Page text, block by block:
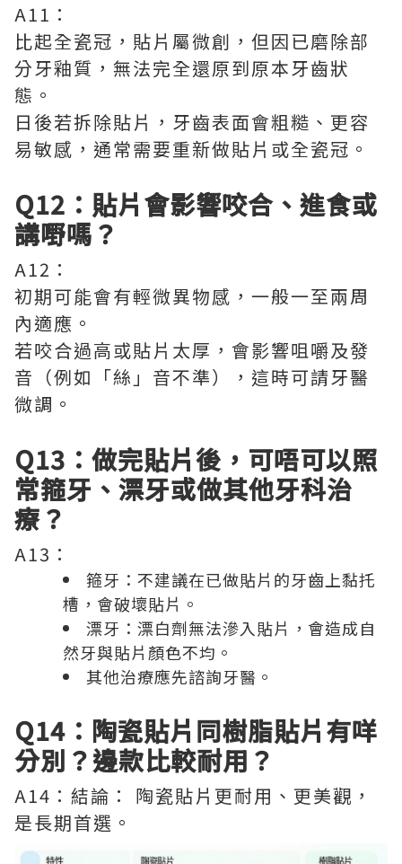
A11：
比起全瓷冠，貼片屬微創，但因已磨除部
分牙釉質，無法完全還原到原本牙齒狀
態。
日後若拆除貼片，牙齒表面會粗糙、更容
易敏感，通常需要重新做貼片或全瓷冠。
Q12：貼片會影響咬合、進食或
講嘢嗎？
A12：
初期可能會有輕微異物感，一般一至兩周
內適應。
若咬合過高或貼片太厚，會影響咀嚼及發
音（例如「絲」音不準），這時可請牙醫
微調。
Q13：做完貼片後，可唔可以照
常箍牙、漂牙或做其他牙科治
療？
A13：
箍牙：不建議在已做貼片的牙齒上黏托
槽，會破壞貼片。
漂牙：漂白劑無法滲入貼片，會造成自
然牙與貼片顏色不均。
其他治療應先諮詢牙醫。
Q14：陶瓷貼片同樹脂貼片有咩
分別？邊款比較耐用？
A14：結論： 陶瓷貼片更耐用、更美觀，
是長期首選。